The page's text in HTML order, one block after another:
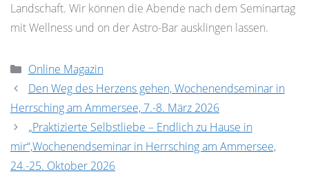
Landschaft. Wir können die Abende nach dem Seminartag
mit Wellness und on der Astro-Bar ausklingen lassen.
Kategorien
Online Magazin
Den Weg des Herzens gehen, Wochenendseminar in
Herrsching am Ammersee, 7.-8. März 2026
„Praktizierte Selbstliebe – Endlich zu Hause in
mir“,Wochenendseminar in Herrsching am Ammersee,
24.-25. Oktober 2026